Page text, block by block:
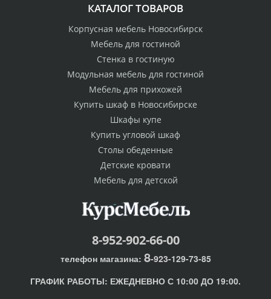
КАТАЛОГ ТОВАРОВ
Корпусная мебель Новосибирск
Мебель для гостиной
Стенка в гостиную
Модульная мебель для гостиной
Мебель для прихожей
Купить шкаф в Новосибирске
Шкафы купе
Купить угловой шкаф
Столы обеденные
Детские кровати
Мебель для детской
8-952-902-66-00
телефон магазина: 8-923-129-73-85
ГРАФИК РАБОТЫ: ЕЖЕДНЕВНО С 10:00 ДО 19:00.